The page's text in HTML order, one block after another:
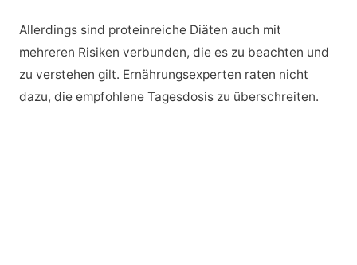
Allerdings sind proteinreiche Diäten auch mit
mehreren Risiken verbunden, die es zu beachten und
zu verstehen gilt. Ernährungsexperten raten nicht
dazu, die empfohlene Tagesdosis zu überschreiten.